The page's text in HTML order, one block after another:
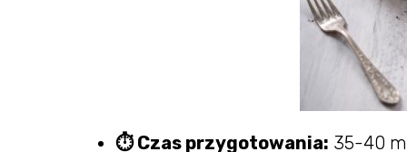
⏱ Czas przygotowania: 35-40